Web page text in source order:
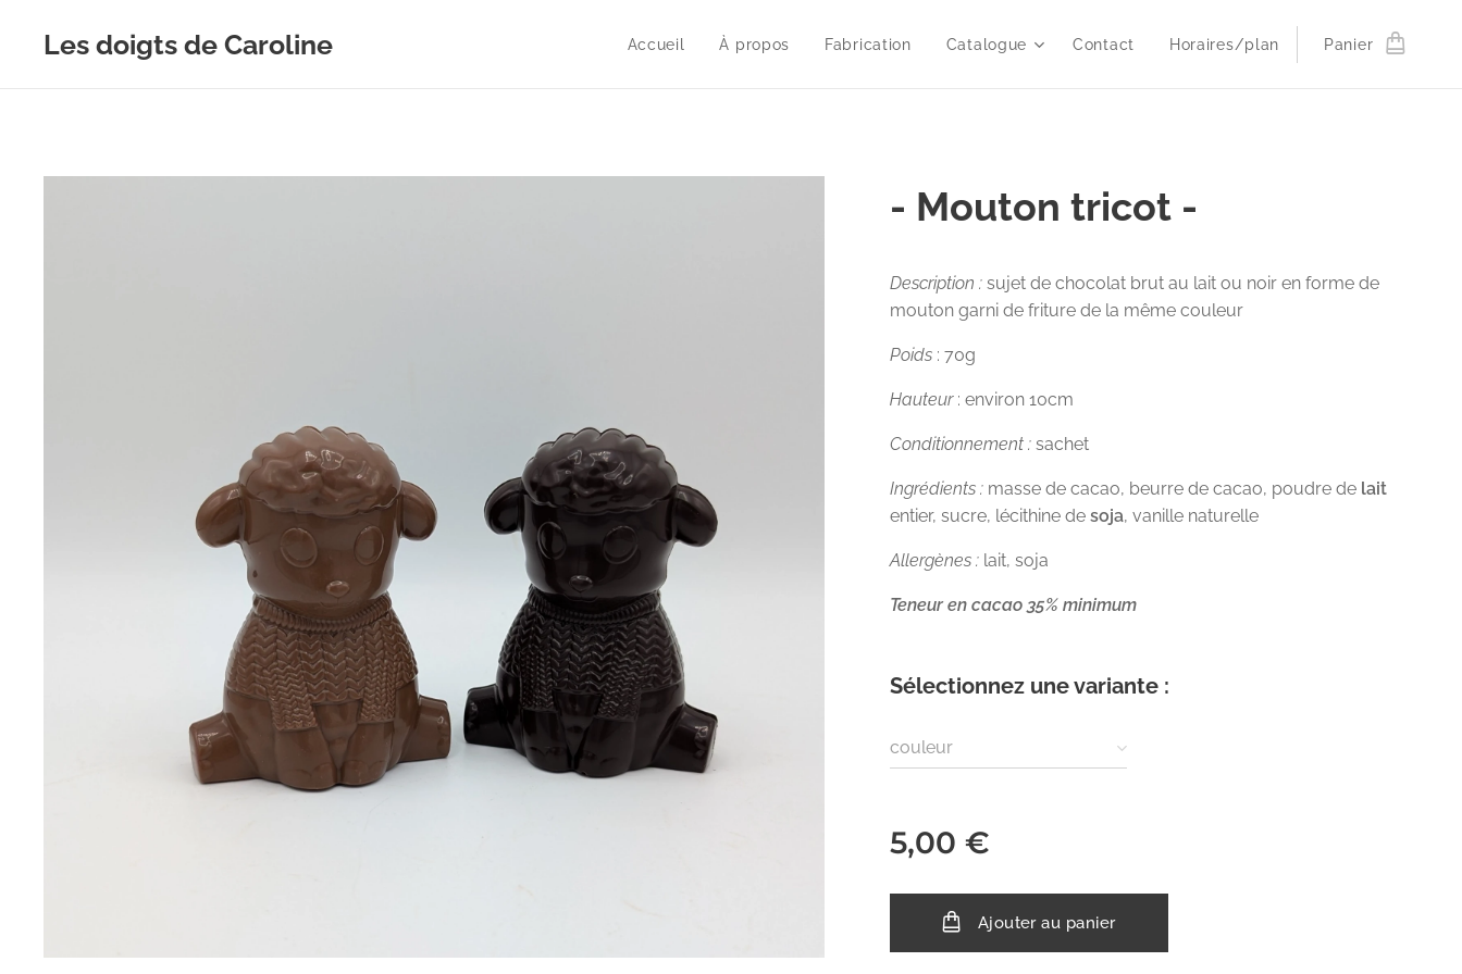
Les doigts de Caroline Accueil À propos Fabrication Catalogue Contact Horaires/plan Panier
- Mouton tricot -
Description :sujet de chocolat brut au lait ou noir en forme de
mouton garni de friture de la même couleur
Poids : 70g
Hauteur : environ 10cm
Conditionnement :sachet
Ingrédients : masse de cacao, beurre de cacao, poudre de lait
entier, sucre, lécithine desoja, vanille naturelle
Allergènes : lait, soja
Teneur en cacao 35% minimum
Sélectionnez une variante :
couleur
5,00 €
Ajouter au panier